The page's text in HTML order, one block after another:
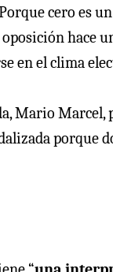
cero es
hace
en el clima
Mario
porque